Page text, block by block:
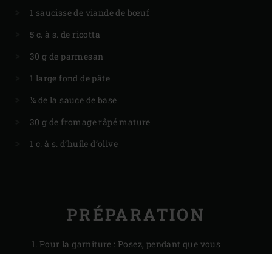
1 saucisse de viande de bœuf
5 c. à s. de ricotta
30 g de parmesan
1 large fond de pâte
¼ de la sauce de base
30 g de fromage râpé mature
1 c. à s. d’huile d’olive
PRÉPARATION
Pour la garniture : Posez, pendant que vous